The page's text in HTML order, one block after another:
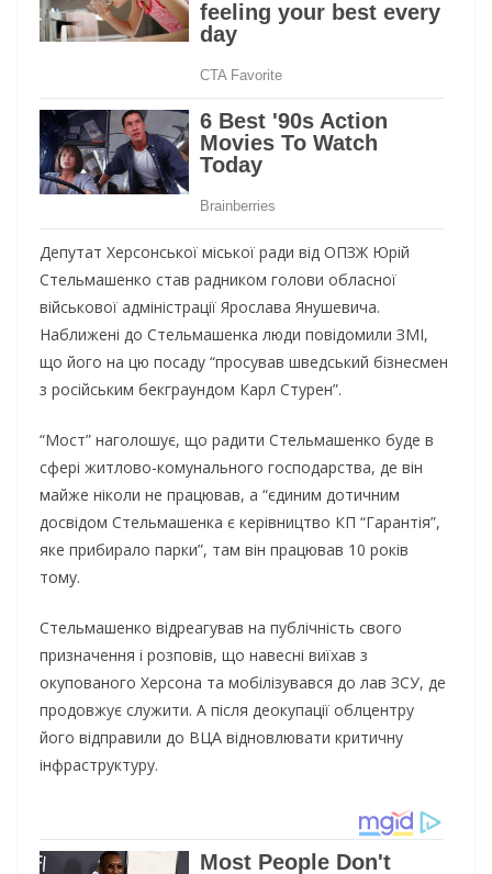
Депутат Херсонської міської ради від ОПЗЖ Юрій
Стельмашенко став радником голови обласної
військової адміністрації Ярослава Янушевича.
Наближені до Стельмашенка люди повідомили ЗМІ,
що його на цю посаду “просував шведський бізнесмен
з російським бекграундом Карл Стурен”.
“Мост” наголошує, що радити Стельмашенко буде в
сфері житлово-комунального господарства, де він
майже ніколи не працював, а “єдиним дотичним
досвідом Стельмашенка є керівництво КП “Гарантія”,
яке прибирало парки”, там він працював 10 років
тому.
Стельмашенко відреагував на публічність свого
призначення і розповів, що навесні виїхав з
окупованого Херсона та мобілізувався до лав ЗСУ, де
продовжує служити. А після деокупації облцентру
його відправили до ВЦА відновлювати критичну
інфраструктуру.